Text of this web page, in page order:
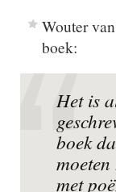
Wouter
boek:
Het is
boek
met